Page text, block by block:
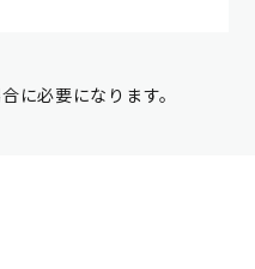
必要になります。